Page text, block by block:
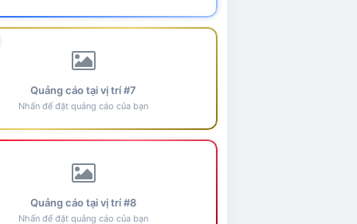
Quảng cáo tại vị trí #7
Nhấn để đặt quảng cáo của bạn
Quảng cáo tại vị trí #8
Nhấn để đặt quảng cáo của bạn